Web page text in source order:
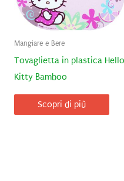
Mangiare e Bere
Tovaglietta in plastica Hello
Kitty Bamboo
Scopri di più